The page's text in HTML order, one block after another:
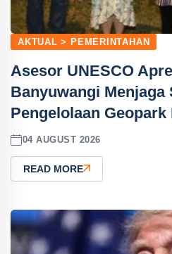
AKTUAL > PEMERINTAHAN
Asesor UNESCO
Banyuwangi Menjaga
Pengelolaan Geopark
04 AUGUST 2026
READ MORE